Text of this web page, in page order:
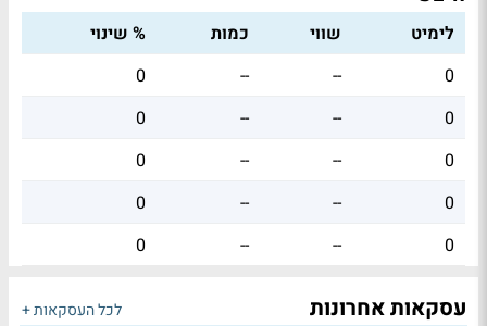
לימיט שווי כמות
% שינוי
0
--
--
0
0
--
--
0
0
--
--
0
0
--
--
0
0
--
--
0
עסקאות אחרונות
לכל העסקאות +